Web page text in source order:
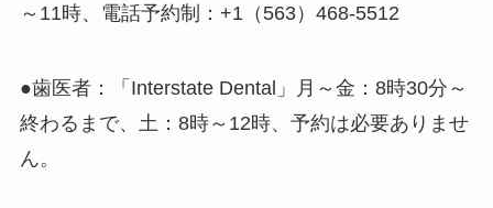
～11時、電話予約制：+1（563）468-5512
●歯医者：「Interstate Dental」月～金：8時30分～
終わるまで、土：8時～12時、予約は必要ありませ
ん。